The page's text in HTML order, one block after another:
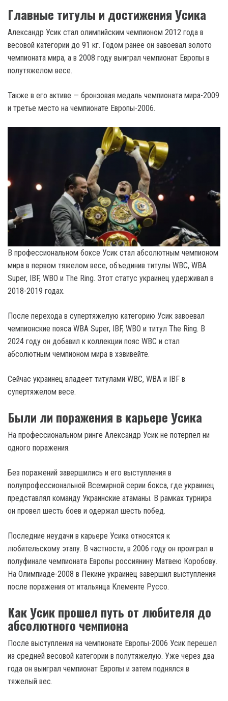
Главные титулы и достижения Усика
Александр Усик стал олимпийским чемпионом 2012 года в
весовой категории до 91 кг. Годом ранее он завоевал золото
чемпионата мира, а в 2008 году выиграл чемпионат Европы в
полутяжелом весе.
Также в его активе — бронзовая медаль чемпионата мира-2009
и третье место на чемпионате Европы-2006.
В профессиональном боксе Усик стал абсолютным чемпионом
мира в первом тяжелом весе, объединив титулы WBC, WBA
Super, IBF, WBO и The Ring. Этот статус украинец удерживал в
2018-2019 годах.
После перехода в супертяжелую категорию Усик завоевал
чемпионские пояса WBA Super, IBF, WBO и титул The Ring. В
2024 году он добавил к коллекции пояс WBC и стал
абсолютным чемпионом мира в хэвивейте.
Сейчас украинец владеет титулами WBC, WBA и IBF в
супертяжелом весе.
Были ли поражения в карьере Усика
На профессиональном ринге Александр Усик не потерпел ни
одного поражения.
Без поражений завершились и его выступления в
полупрофессиональной Всемирной серии бокса, где украинец
представлял команду Украинские атаманы. В рамках турнира
он провел шесть боев и одержал шесть побед.
Последние неудачи в карьере Усика относятся к
любительскому этапу. В частности, в 2006 году он проиграл в
полуфинале чемпионата Европы россиянину Матвею Коробову.
На Олимпиаде-2008 в Пекине украинец завершил выступления
после поражения от итальянца Клементе Руссо.
Как Усик прошел путь от любителя до
абсолютного чемпиона
После выступления на чемпионате Европы-2006 Усик перешел
из средней весовой категории в полутяжелую. Уже через два
года он выиграл чемпионат Европы и затем поднялся в
тяжелый вес.